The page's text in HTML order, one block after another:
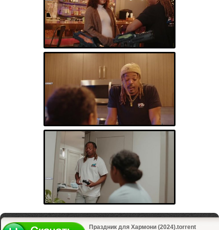
Праздник для Хармони (2024).torrent